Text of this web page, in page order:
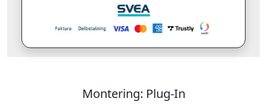
Montering: Plug-In